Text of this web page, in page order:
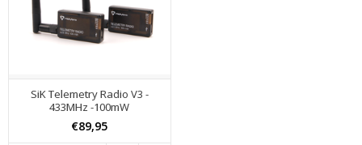
SiK Telemetry Radio V3 -
433MHz -100mW
€89,95